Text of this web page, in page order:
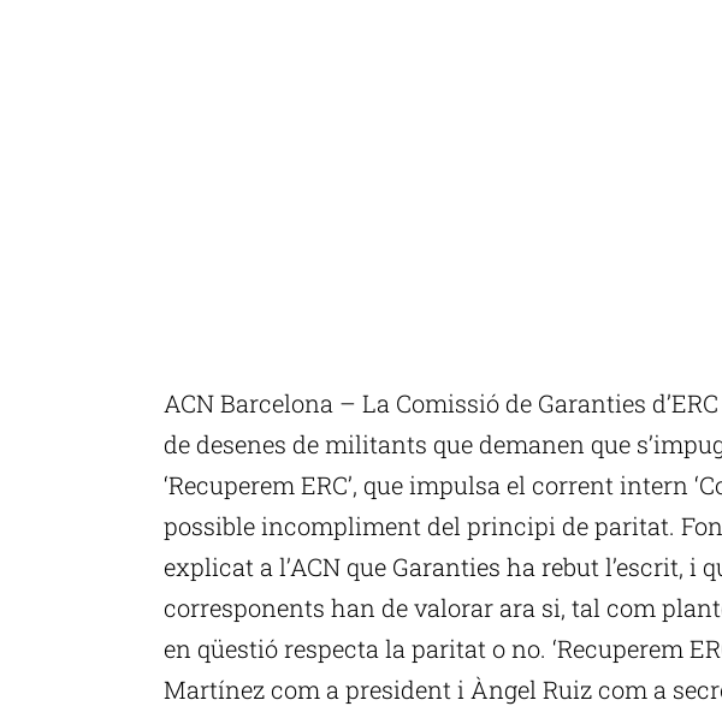
ACN Barcelona – La Comissió de Garanties
de desenes de militants que demanen que
‘Recuperem ERC’, que impulsa el corrent intern
possible incompliment del principi de paritat.
explicat a l’ACN que Garanties ha rebut l’escrit, i
corresponents han de valorar ara si, tal com
en qüestió respecta la paritat o no. ‘Recuperem
Martínez com a president i Àngel Ruiz com a